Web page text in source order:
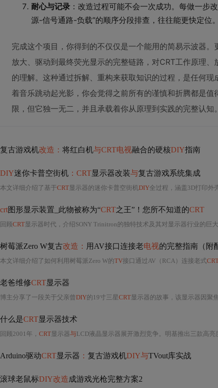
耐心与记录 ：改造过程可能不会一次成功。每做一步
源-信号通路-负载”的顺序分段排查，往往能更快定位
完成这个项目，你得到的不仅仅是一个能用的简易示波器
放大、驱动到最终荧光显示的完整链路，对CRT工作原理
的理解。这种通过拆解、重构来获取知识的过程，是任何
着音乐跳动起光影，你会觉得之前所有的谨慎和折腾都是
限，但它独一无二，并且承载着你从原理到实践的完整认知
复古游戏机改造： 将红白机与CRT电视融合的硬核DIY指南
DIY迷你卡普空街机 ：CRT显示器改装与复古游戏系统集成
本文详细介绍了基于CRT显示器的迷你卡普空街机DIY全过程，涵盖3D打印外
crt图形显示装置_此物被称为“CRT之王”！您所不知道的CRT
回顾CRT显示器时代，介绍SONY Trinitron的独特技术及其对显示器行业的巨大贡献。特丽珑采用
树莓派Zero W复古改造： 用AV接口连接老电视的完整指南（附
本文详细介绍了如何利用树莓派Zero W的TV接口通过AV（RCA）连接老式
老爸维修CRT显示器
博主分享了一段关于父亲曾DIY的19寸三星CRT显示器的故事，该显示器因聚焦级受潮而模糊。文章回顾了从
什么是CRT显示器技术
回顾2001年， CRT显示器与LCD液晶显示器展开激烈竞争。明基推出三款高亮
Arduino驱动CRT显示器 ： 复古游戏机DIY与TVout库实战
滚球老鼠标DIY改造成游戏光枪完整方案2